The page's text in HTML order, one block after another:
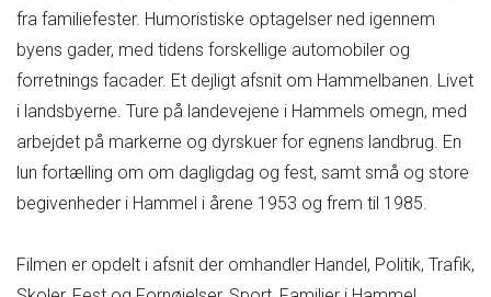
fra familiefester. Humoristiske optagelser ned igennem
byens gader, med tidens forskellige automobiler og
forretnings facader. Et dejligt afsnit om Hammelbanen. Livet
i landsbyerne. Ture på landevejene i Hammels omegn, med
arbejdet på markerne og dyrskuer for egnens landbrug. En
lun fortælling om om dagligdag og fest, samt små og store
begivenheder i Hammel i årene 1953 og frem til 1985.
Filmen er opdelt i afsnit der omhandler Handel, Politik, Trafik,